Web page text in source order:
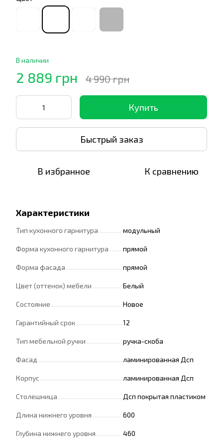
В наличии
2 889 грн 4 990 грн
Купить
Быстрый заказ
В избранное К сравнению
Характеристики
Тип кухонного гарнитура модульный
Форма кухонного гарнитура прямой
Форма фасада прямой
Цвет (оттенок) мебели Белый
Состояние Новое
Гарантийный срок 12
Тип мебельной ручки ручка-скоба
Фасад ламинированная Дсп
Корпус ламинированная Дсп
Столешница Дсп покрытая пластиком
Длина нижнего уровня 600
Глубина нижнего уровня 460